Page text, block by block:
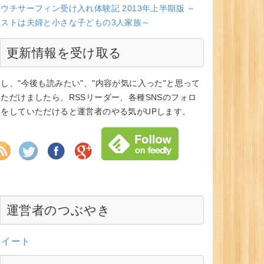
チサーフィン受け入れ体験記 2013年上半期版 ～
トは夫婦と小さな子どもの3人家族～
更新情報を受け取る
、"今後も読みたい"、"内容が気に入った"と思って
だけましたら、RSSリーダー、各種SNSのフォロ
していただけると運営者のやる気がUPします。
運営者のつぶやき
ート